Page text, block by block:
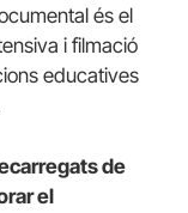
és el
i filmació
educatives
de
el